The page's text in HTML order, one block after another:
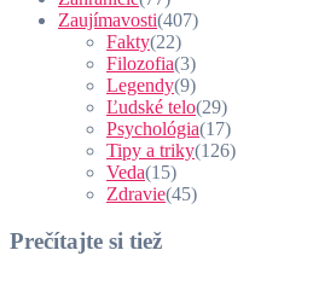
Zaujímavosti(407)
Fakty(22)
Filozofia(3)
Legendy(9)
Ľudské telo(29)
Psychológia(17)
Tipy a triky(126)
Veda(15)
Zdravie(45)
Prečítajte si tiež